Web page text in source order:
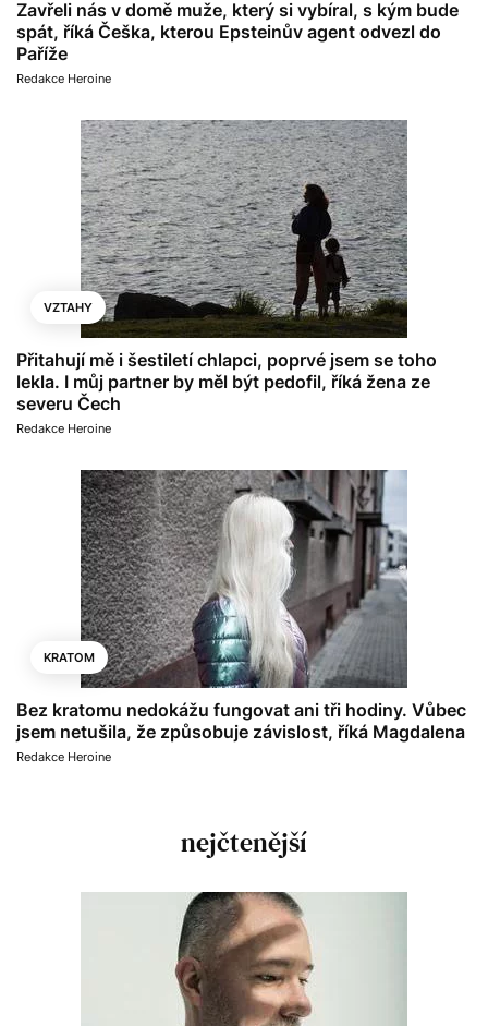
Zavřeli nás v domě muže, který si vybíral, s kým bude
spát, říká Češka, kterou Epsteinův agent odvezl do
Paříže
Redakce Heroine
VZTAHY
Přitahují mě i šestiletí chlapci, poprvé jsem se toho
lekla. I můj partner by měl být pedofil, říká žena ze
severu Čech
Redakce Heroine
KRATOM
Bez kratomu nedokážu fungovat ani tři hodiny. Vůbec
jsem netušila, že způsobuje závislost, říká Magdalena
Redakce Heroine
nejčtenější